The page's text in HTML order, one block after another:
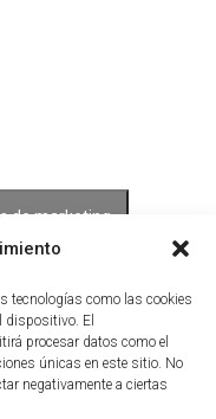
tecnologías como las cookies
dispositivo. El
procesar datos como el
únicas en este sitio. No
negativamente a ciertas
de marketing